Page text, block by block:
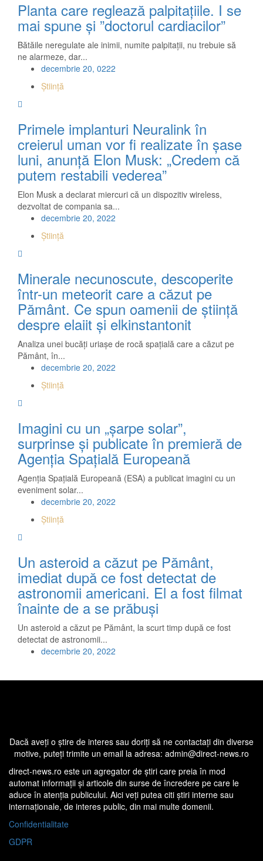
Planta care reglează palpitațiile. I se
mai spune şi ”doctorul cardiacilor”
Bătăile neregulate ale inimii, numite palpitaţii, nu trebuie să
ne alarmeze, dar...
decembrie 20, 0222
Știință
Primele implanturi Neuralink în
creierul uman vor fi realizate în șase
luni, anunță Elon Musk: „Credem că
putem restabili vederea”
Elon Musk a declarat miercuri că un dispozitiv wireless,
dezvoltat de compania sa...
decembrie 20, 2022
Știință
Minerale necunoscute, descoperite
într-un meteorit care a căzut pe
Pământ. Ce spun oamenii de știință
despre elaiit și elkinstantonit
Analiza unei bucăți uriașe de rocă spațială care a căzut pe
Pământ, în...
decembrie 20, 2022
Știință
Imagini cu un „șarpe solar”,
surprinse și publicate în premieră de
Agenția Spațială Europeană
Agenția Spațială Europeană (ESA) a publicat imagini cu un
eveniment solar...
decembrie 20, 2022
Știință
Un asteroid a căzut pe Pământ,
imediat după ce fost detectat de
astronomii americani. El a fost filmat
înainte de a se prăbuşi
Un asteroid a căzut pe Pământ, la scurt timp după ce fost
detectat de astronomii...
decembrie 20, 2022
Dacă aveţi o ştire de interes sau doriţi să ne contactaţi din diverse
motive, puteţi trimite un email la adresa: admin@direct-news.ro
direct-news.ro este un agregator de ştiri care preia în mod
automat informaţii şi articole din surse de încredere pe care le
aduce în atenţia publicului. Aici veţi putea citi ştiri interne sau
internaţionale, de interes public, din mai multe domenii.
Confidentialitate
GDPR